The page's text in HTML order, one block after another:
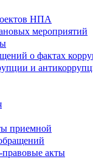
НПА
мероприятий
о фактах
и
приемной
акты